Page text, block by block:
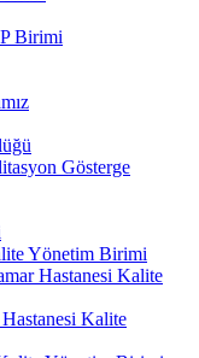
Birimi
Gösterge
Yönetim Birimi
Hastanesi Kalite
Kalite